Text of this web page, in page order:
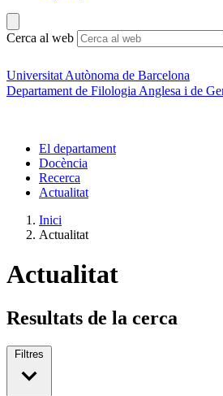
Cerca al web
Universitat Autònoma de Barcelona
Departament de Filologia Anglesa i de
El departament
Docència
Recerca
Actualitat
Inici
Actualitat
Actualitat
Resultats de la cerca
Filtres